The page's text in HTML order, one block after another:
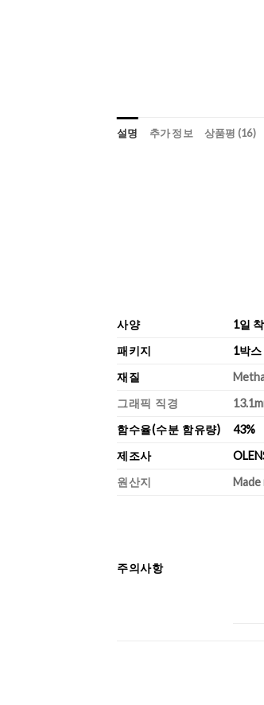
설명 추가 정보 상품평 (16)
사양
1일
패키지
1박스
재질
그래픽 직경
함수율(수분 함유량)
43%
제조사
원산지
주의사항